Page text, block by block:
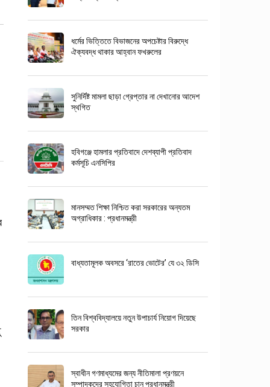
ধর্মের ভিত্তিতে বিভাজনের অপচেষ্টার বিরুদ্ধে
ঐক্যবদ্ধ থাকার আহ্বান ফখরুলের
সুনির্দিষ্ট মামলা ছাড়া গ্রেপ্তার না দেখানোর আদেশ
স্থগিত
হবিগঞ্জে হামলার প্রতিবাদে দেশব্যাপী প্রতিবাদ
কর্মসূচি এনসিপির
মানসম্মত শিক্ষা নিশ্চিত করা সরকারের অন্যতম
অগ্রাধিকার : প্রধানমন্ত্রী
বাধ্যতামূলক অবসরে ‘রাতের ভোটের’ যে ৩২ ডিসি
তিন বিশ্ববিদ্যালয়ে নতুন উপাচার্য নিয়োগ দিয়েছে
সরকার
স্বাধীন গণমাধ্যমের জন্য নীতিমালা প্রণয়নে
সম্পাদকদের সহযোগিতা চান প্রধানমন্ত্রী